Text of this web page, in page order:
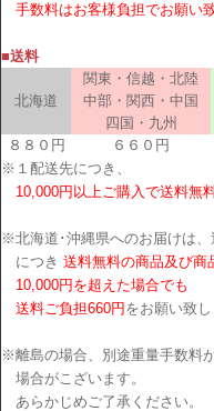
手数料はお客様負担でお願い
■送料
北海道
関東・信越・北陸
中部・関西・中国
四国・九州
８８０円
６６０円
※１配送先につき、
10,000円以上ご購入で送料無
※北海道･沖縄県へのお届けは、
につき 送料無料の商品及び商
10,000円を超えた場合でも
送料ご負担660円 をお願い致
※離島の場合、別途重量手数料
場合がこざいます。
あらかじめご了承ください。